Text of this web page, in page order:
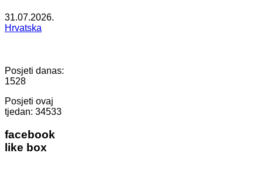
31.07.2026.
Hrvatska
Posjeti danas:
1528
Posjeti ovaj
tjedan: 34533
facebook
like box